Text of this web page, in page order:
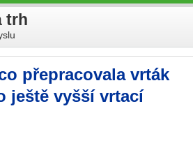
trh
přepracovala vrták
ještě vyšší vrtací